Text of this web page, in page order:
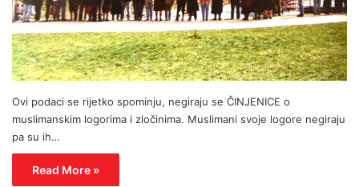
Ovi podaci se rijetko spominju, negiraju se ČINJENICE o
muslimanskim logorima i zločinima. Muslimani svoje logore negiraju
pa su ih…
Read More »